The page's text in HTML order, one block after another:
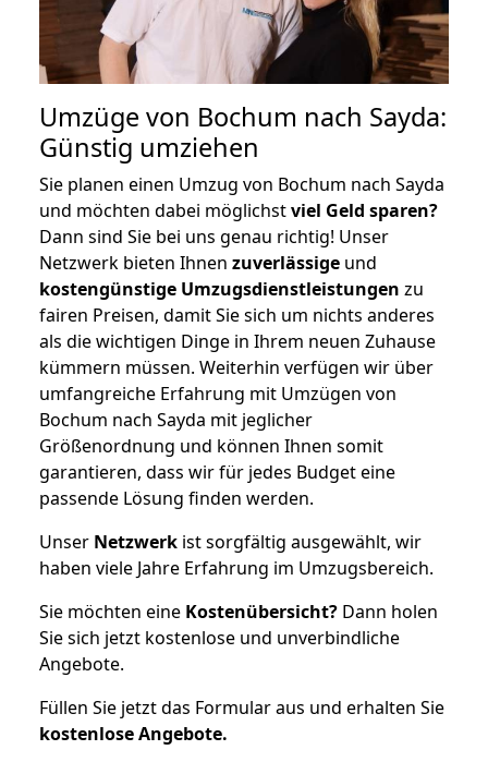
Umzüge von Bochum nach Sayda:
Günstig umziehen
Sie planen einen Umzug von Bochum nach Sayda
und möchten dabei möglichstviel Geld sparen?
Dann sind Sie bei uns genau richtig! Unser
Netzwerk bieten Ihnen zuverlässige und
kostengünstige Umzugsdienstleistungen zu
fairen Preisen, damit Sie sich um nichts anderes
als die wichtigen Dinge in Ihrem neuen Zuhause
kümmern müssen. Weiterhin verfügen wir über
umfangreiche Erfahrung mit Umzügen von
Bochum nach Sayda mit jeglicher
Größenordnung und können Ihnen somit
garantieren, dass wir für jedes Budget eine
passende Lösung finden werden.
Unser Netzwerk ist sorgfältig ausgewählt, wir
haben viele Jahre Erfahrung im Umzugsbereich.
Sie möchten eine Kostenübersicht? Dann holen
Sie sich jetzt kostenlose und unverbindliche
Angebote.
Füllen Sie jetzt das Formular aus und erhalten Sie
kostenloseAngebote.